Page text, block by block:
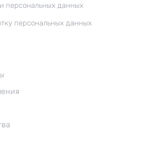
персональных данных
персональных данных